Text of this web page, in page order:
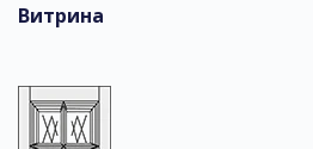
Витрина